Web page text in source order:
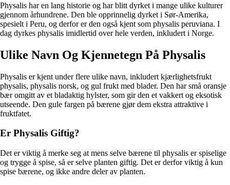
Physalis har en lang historie og har blitt dyrket i mange ulike kulturer
gjennom århundrene. Den ble opprinnelig dyrket i Sør-Amerika,
spesielt i Peru, og derfor er den også kjent som physalis peruviana. I
dag dyrkes physalis imidlertid over hele verden, inkludert i Norge.
Ulike Navn Og Kjennetegn På Physalis
Physalis er kjent under flere ulike navn, inkludert kjærlighetsfrukt
physalis, physalis norsk, og gul frukt med blader. Den har små oransje
bær omgitt av et bladaktig hylster, som gir den et vakkert og eksotisk
utseende. Den gule fargen på bærene gjør dem ekstra attraktive i
fruktfatet.
Er Physalis Giftig?
Det er viktig å merke seg at mens selve bærene til physalis er spiselige
og trygge å spise, så er selve planten giftig. Det er derfor viktig å kun
spise bærene, og ikke andre deler av planten.